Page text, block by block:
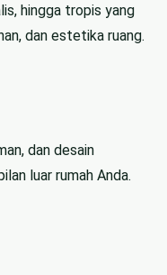
hingga tropis yang
dan estetika ruang.
dan desain
luar rumah Anda.